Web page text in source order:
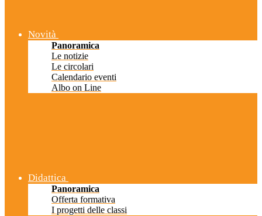
Novità
Panoramica
Le notizie
Le circolari
Calendario eventi
Albo on Line
Didattica
Panoramica
Offerta formativa
I progetti delle classi